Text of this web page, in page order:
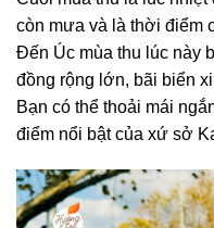
còn mưa và là thời điểm
Đến Úc mùa thu lúc này
đồng rộng lớn, bãi biển
Bạn có thể thoải mái
điểm nổi bật của xứ sở